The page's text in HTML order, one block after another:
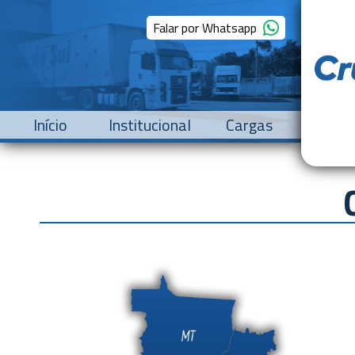
Falar por Whatsapp
Início Institucional Cargas